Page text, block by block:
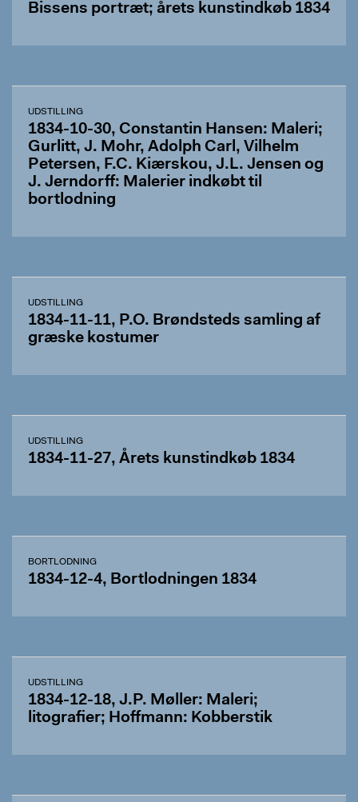
Bissens portræt; årets kunstindkøb 1834
UDSTILLING
1834-10-30, Constantin Hansen: Maleri;
Gurlitt, J. Mohr, Adolph Carl, Vilhelm
Petersen, F.C. Kiærskou, J.L. Jensen og
J. Jerndorff: Malerier indkøbt til
bortlodning
UDSTILLING
1834-11-11, P.O. Brøndsteds samling af
græske kostumer
UDSTILLING
1834-11-27, Årets kunstindkøb 1834
BORTLODNING
1834-12-4, Bortlodningen 1834
UDSTILLING
1834-12-18, J.P. Møller: Maleri;
litografier; Hoffmann: Kobberstik